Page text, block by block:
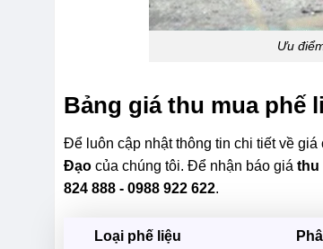
Ưu
Bảng giá thu mua phế
Để luôn cập nhật thông tin chi tiết về
Đạo của chúng tôi. Để nhận báo giáthu
824 888 - 0988 922 622.
Loại phế liệu